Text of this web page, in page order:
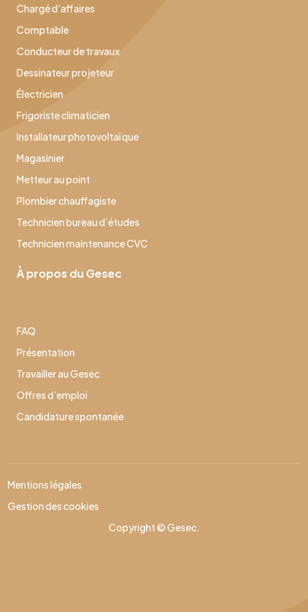
Chargé d’affaires
Comptable
Conducteur de travaux
Dessinateur projeteur
Électricien
Frigoriste climaticien
Installateur photovoltaïque
Magasinier
Metteur au point
Plombier chauffagiste
Technicien bureau d’études
Technicien maintenance CVC
À propos du Gesec
FAQ
Présentation
Travailler au Gesec
Offres d’emploi
Candidature spontanée
Copyright © Gesec.
Mentions légales
Gestion des cookies